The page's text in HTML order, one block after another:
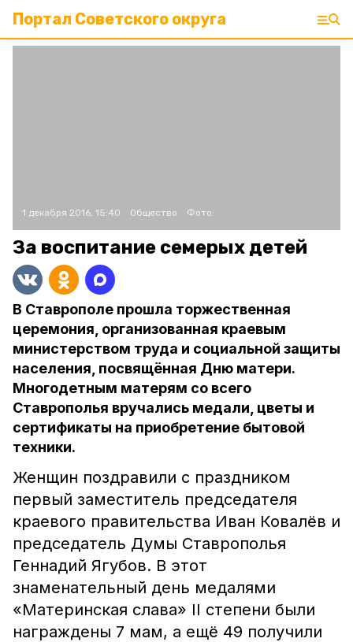
Портал Советского округа
1 декабря 2016, 15:40 Общество Фото:
За воспитание семерых детей
В Ставрополе прошла торжественная
церемония, организованная краевым
министерством труда и социальной защиты
населения, посвящённая Дню матери.
Многодетным матерям со всего
Ставрополья вручались медали, цветы и
сертификаты на приобретение бытовой
техники.
Женщин поздравили с праздником
первый заместитель председателя
краевого правительства Иван Ковалёв и
председатель Думы Ставрополья
Геннадий Ягубов. В этот
знаменательный день медалями
«Материнская слава» II степени были
награждены 7 мам, а ещё 49 получили